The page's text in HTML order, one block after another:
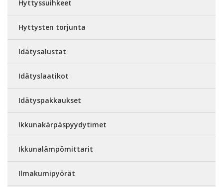
Hyttyssuihkeet
Hyttysten torjunta
Idätysalustat
Idätyslaatikot
Idätyspakkaukset
Ikkunakärpäspyydytimet
Ikkunalämpömittarit
Ilmakumipyörät